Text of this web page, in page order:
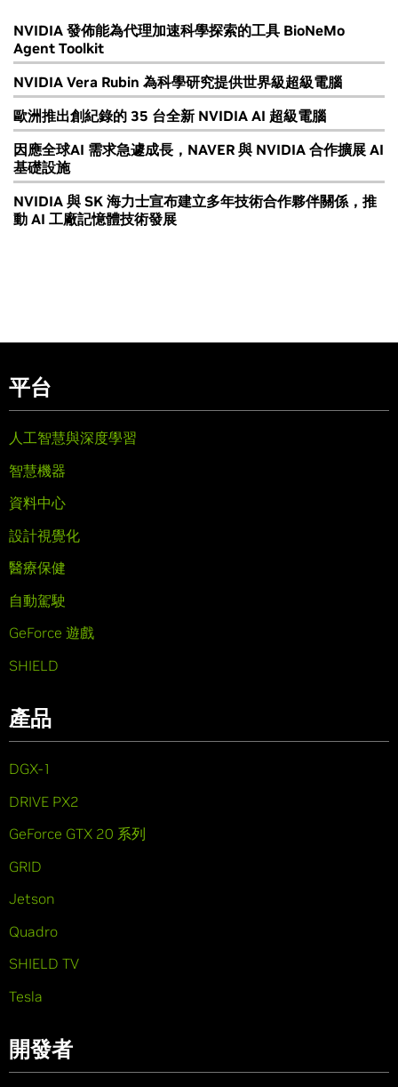
NVIDIA 發佈能為代理加速科學探索的工具 BioNeMo
Agent Toolkit
NVIDIA Vera Rubin 為科學研究提供世界級超級電腦
歐洲推出創紀錄的 35 台全新 NVIDIA AI 超級電腦
因應全球AI 需求急遽成長，NAVER 與 NVIDIA 合作擴展 AI
基礎設施
NVIDIA 與 SK 海力士宣布建立多年技術合作夥伴關係，推
動 AI 工廠記憶體技術發展
平台
人工智慧與深度學習
智慧機器
資料中心
設計視覺化
醫療保健
自動駕駛
GeForce 遊戲
SHIELD
產品
DGX-1
DRIVE PX2
GeForce GTX 20 系列
GRID
Jetson
Quadro
SHIELD TV
Tesla
開發者